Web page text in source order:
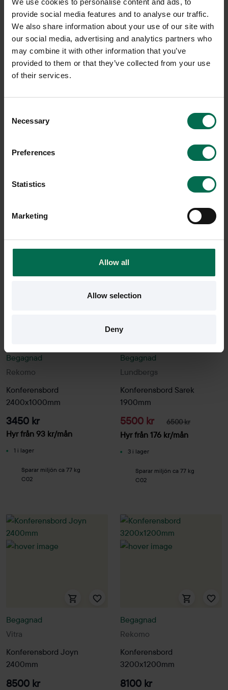
provide social media features and to analyse our traffic.
We also share information about your use of our site with
our social media, advertising and analytics partners who
may combine it with other information that you’ve
provided to them or that they’ve collected from your use
of their services.
Selection
Necessary
Preferences
Statistics
Marketing
Allow all
Allow selection
Deny
Begagnad
Konferensbord
7450 kr
1 i lager
kg C02
Begagnad
Konferensbord Superellips
Sparar miljön ca 77 kg
Rekomo
Begagnad
Konferensbord
2400x1000mm
3450 kr
Hyr från 93 kr/mån
1 i lager
Sparar miljön ca 77 kg
C02
Lundbergs
Begagnad
Konferensbord Sarek
1900mm
5500 kr 6500 kr
Hyr från 176 kr/mån
3 i lager
Sparar miljön ca 77 kg
C02
Vitra
Begagnad
Konferensbord Joyn
2400mm
8500 kr
Rekomo
Begagnad
Konferensbord
3200x1200mm
8100 kr